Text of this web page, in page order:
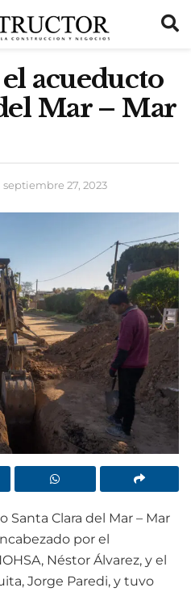
acueducto
Mar – Mar
septiembre 27, 2023
Clara del Mar – Mar
por el
Néstor Álvarez, y el
Jorge Paredi, y tuvo